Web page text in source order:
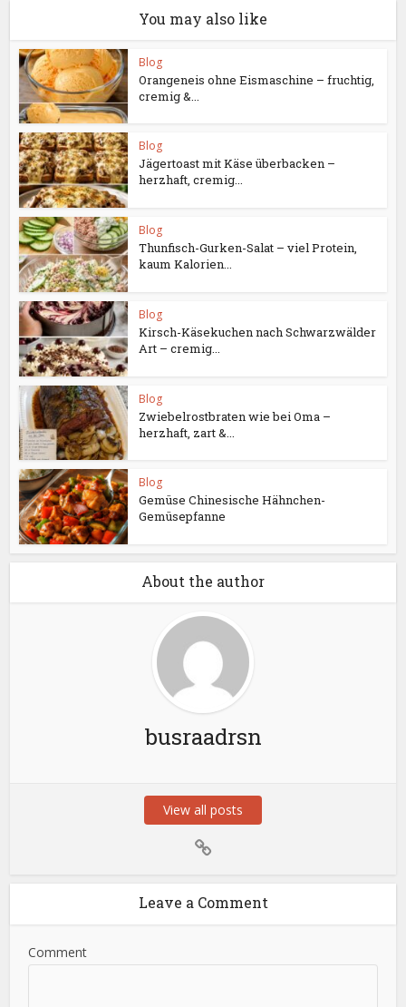
You may also like
Blog
Orangeneis ohne Eismaschine – fruchtig,
cremig &...
Blog
Jägertoast mit Käse überbacken –
herzhaft, cremig...
Blog
Thunfisch-Gurken-Salat – viel Protein,
kaum Kalorien...
Blog
Kirsch-Käsekuchen nach Schwarzwälder
Art – cremig...
Blog
Zwiebelrostbraten wie bei Oma –
herzhaft, zart &...
Blog
Gemüse Chinesische Hähnchen-
Gemüsepfanne
About the author
busraadrsn
View all posts
Leave a Comment
Comment